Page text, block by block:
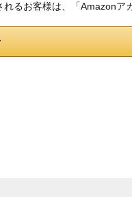
るお客様は、「Amazonア